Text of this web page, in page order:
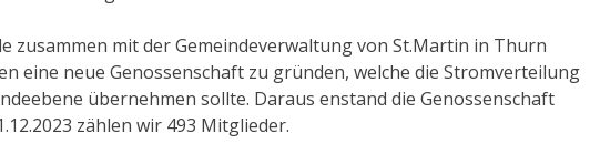
zusammen mit der Gemeindeverwaltung von St.Martin in Thurn
eine neue Genossenschaft zu gründen, welche die Stromverteilung
übernehmen sollte. Daraus enstand die Genossenschaft
zählen wir 493 Mitglieder.